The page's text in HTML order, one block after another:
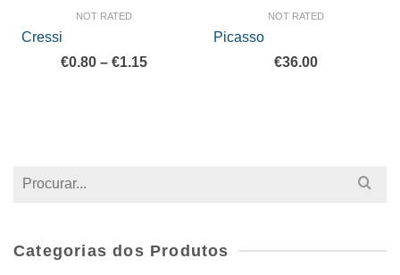
NOT RATED
Cressi
€0.80 – €1.15Price
NOT RATED
Picasso
€36.00
Search
Categorias dos Produtos